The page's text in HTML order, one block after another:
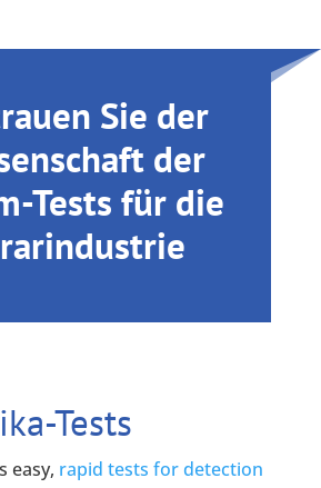
Sie der
der
Tests für die
Tests
easy, rapid tests for detection